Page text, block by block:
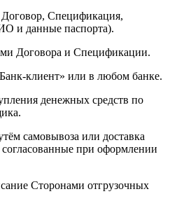
Спецификация,
и данные паспорта).
Договора и Спецификации.
клиент» или в любом банке.
денежных средств по
самовывоза или доставка
при оформлении
Сторонами отгрузочных